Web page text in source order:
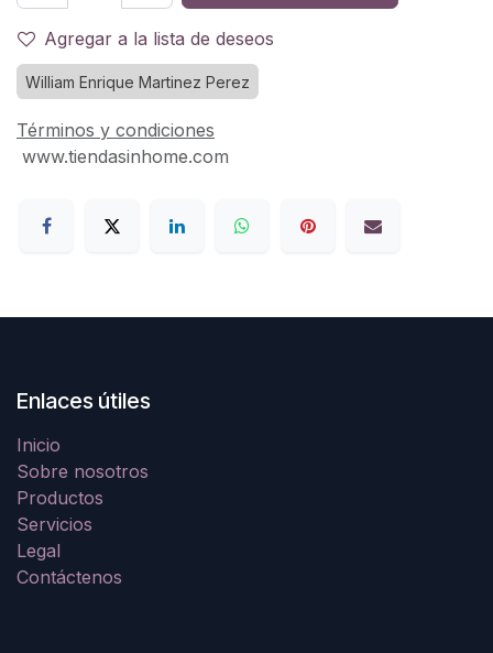
Agregar a la lista de deseos
William Enrique Martinez Perez
Términos y condiciones
www.tiendasinhome.com
Enlaces útiles
Inicio
Sobre nosotros
Productos
Servicios
Legal
Contáctenos